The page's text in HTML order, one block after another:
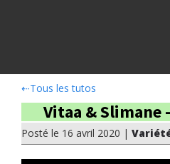
⇠Tous les tutos
Vitaa & Slimane
Posté le 16 avril 2020 |